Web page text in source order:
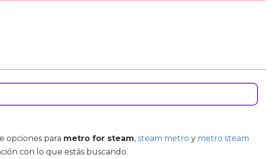
opciones para metro for steam, steam metro y metro steam
con lo que estás buscando.